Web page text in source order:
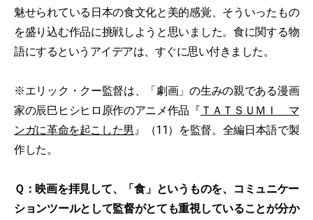
魅せられている日本の食文化と美的感覚、そういったもの
を盛り込む作品に挑戦しようと思いました。食に関する物
語にするというアイデアは、すぐに思い付きました。
※エリック・クー監督は、「劇画」の生みの親である漫画
家の辰巳ヒシヒロ原作のアニメ作品『 ＴＡＴＳＵＭＩ マ
ンガに革命を起こした男 』（11）を監督。全編日本語で製
作した。
Ｑ：映画を拝見して、「食」というものを、コミュニケー
ションツールとして監督がとても重視していることが分か